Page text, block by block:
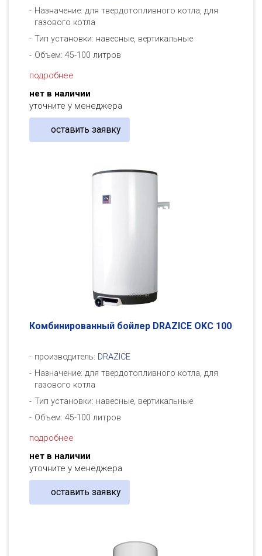
Назначение: для твердотопливного котла, для
газового котла
Тип установки: навесные, вертикальные
Объем: 45-100 литров
подробнее
нет в наличии
уточните у менеджера
оставить заявку
Комбинированный бойлер DRAZICE OKC 100
производитель: DRAZICE
Назначение: для твердотопливного котла, для
газового котла
Тип установки: навесные, вертикальные
Объем: 45-100 литров
подробнее
нет в наличии
уточните у менеджера
оставить заявку